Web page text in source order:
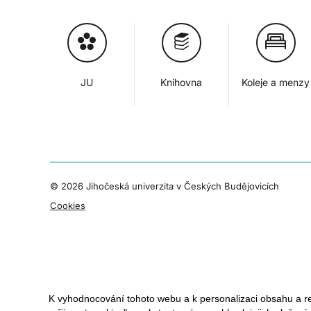
JU Knihovna Koleje a menzy
© 2026 Jihočeská univerzita v Českých Budějovicích
Cookies
K vyhodnocování tohoto webu a k personalizaci obsahu a